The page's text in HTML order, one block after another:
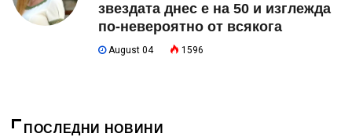
звездата днес е на 50 и изглежда
по-невероятно от всякога
August 04 1596
ПОСЛЕДНИ НОВИНИ